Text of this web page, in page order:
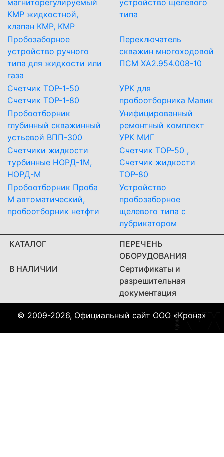
магниторегулируемый
КМР жидкостной,
клапан КМР, КМР
устройство щелевого
типа
Пробозаборное
устройство ручного
типа для жидкости или
газа
Переключатель
скважин многоходовой
ПСМ ХА2.954.008-10
Счетчик ТОР-1-50
Счетчик ТОР-1-80
УРК для
пробоотборника Мавик
Пробоотборник
глубинный скважинный
устьевой ВПП-300
Унифицированный
ремонтный комплект
УРК МИГ
Счетчики жидкости
турбинные НОРД-1М,
НОРД-М
Счетчик ТОР-50 ,
Счетчик жидкости
ТОР-80
Пробоотборник Проба
М автоматический,
пробоотборник нетфти
Устройство
пробозаборное
щелевого типа с
лубрикатором
КАТАЛОГ
ПЕРЕЧЕНЬ
ОБОРУДОВАНИЯ
В НАЛИЧИИ
Сертификаты и
разрешительная
документация
© 2009-2026, Официальный сайт ООО «Крона»